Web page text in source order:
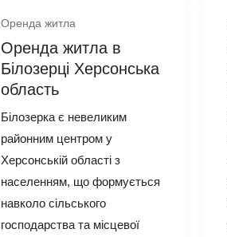
Оренда житла
Оренда житла в
Білозерці Херсонська
область
Білозерка є невеликим
районним центром у
Херсонській області з
населенням, що формується
навколо сільського
господарства та місцевої